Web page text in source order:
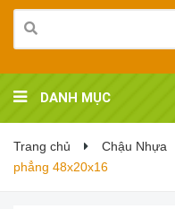
DANH MỤC
Trang chủ Chậu Nhựa
phẳng 48x20x16